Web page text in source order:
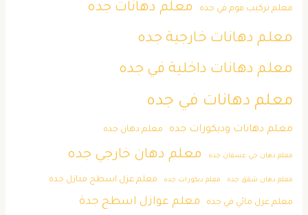
معلم تركيب فوم في جده معلم دهانات جده
معلم دهانات خارجية جده
معلم دهانات داخلية في جده
معلم دهانات في جده
معلم دهانات وديكورات جده معلم دهان جده
معلم دهان حي عسفان جده معلم دهان خارجي جده
معلم دهان شقق جده معلم ديكورات جده معلم عزل اسطح منازل جده
معلم عزل مائي في جده معلم عوازل اسطح جدة